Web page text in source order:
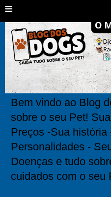
≡
Bem vindo ao Blog
sobre o seu Pet!
Preços -Sua história
Personalidades -
Doenças e tudo
cuidados com o seu